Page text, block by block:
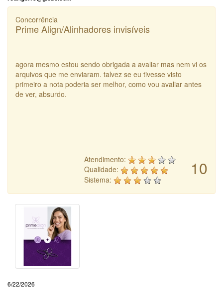
Concorrência
Prime Align/Alinhadores invisíveis
agora mesmo estou sendo obrigada a avaliar mas nem vi os
arquivos que me enviaram. talvez se eu tivesse visto
primeiro a nota poderia ser melhor, como vou avaliar antes
de ver, absurdo.
10
Atendimento:
Qualidade:
Sistema:
6/22/2026